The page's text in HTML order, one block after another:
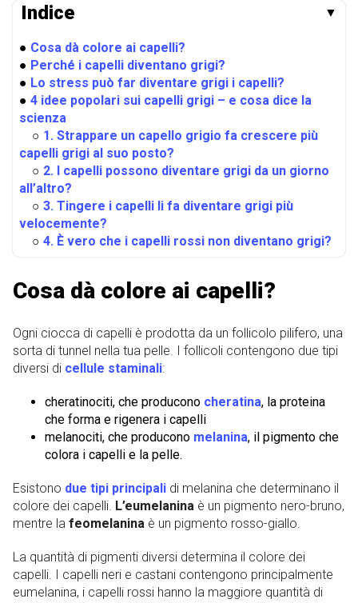
Indice ▼
● Cosa dà colore ai capelli?
● Perché i capelli diventano grigi?
● Lo stress può far diventare grigi i capelli?
● 4 idee popolari sui capelli grigi – e cosa dice la
scienza
○ 1. Strappare un capello grigio fa crescere più
capelli grigi al suo posto?
○ 2. I capelli possono diventare grigi da un giorno
all’altro?
○ 3. Tingere i capelli li fa diventare grigi più
velocemente?
○ 4. È vero che i capelli rossi non diventano grigi?
Cosa dà colore ai capelli?
Ogni ciocca di capelli è prodotta da un follicolo pilifero, una
sorta di tunnel nella tua pelle. I follicoli contengono due tipi
diversi di cellule staminali:
cheratinociti, che producono cheratina, la proteina
che forma e rigenera i capelli
melanociti, che producono melanina, il pigmento che
colora i capelli e la pelle.
Esistono due tipi principali di melanina che determinano il
colore dei capelli. L’eumelanina è un pigmento nero-bruno,
mentre la feomelanina è un pigmento rosso-giallo.
La quantità di pigmenti diversi determina il colore dei
capelli. I capelli neri e castani contengono principalmente
eumelanina, i capelli rossi hanno la maggiore quantità di